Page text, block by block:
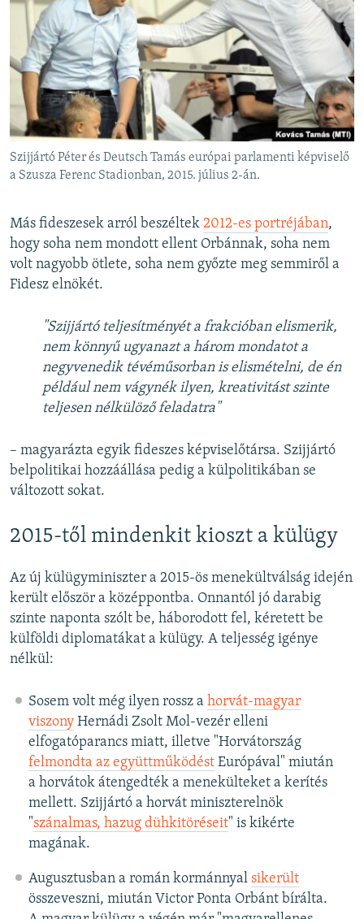
Szijjártó Péter és Deutsch Tamás európai parlamenti képviselő
a Szusza Ferenc Stadionban, 2015. július 2-án.
Más fideszesek arról beszéltek 2012-es portréjában,
hogy soha nem mondott ellent Orbánnak, soha nem
volt nagyobb ötlete, soha nem győzte meg semmiről a
Fidesz elnökét.
"Szijjártó teljesítményét a frakcióban elismerik,
nem könnyű ugyanazt a három mondatot a
negyvenedik tévéműsorban is elismételni, de én
például nem vágynék ilyen, kreativitást szinte
teljesen nélkülöző feladatra"
– magyarázta egyik fideszes képviselőtársa. Szijjártó
belpolitikai hozzáállása pedig a külpolitikában se
változott sokat.
2015-től mindenkit kioszt a külügy
Az új külügyminiszter a 2015-ös menekültválság idején
került először a középpontba. Onnantól jó darabig
szinte naponta szólt be, háborodott fel, kéretett be
külföldi diplomatákat a külügy. A teljesség igénye
nélkül:
Sosem volt még ilyen rossz a horvát-magyar
viszonyHernádi Zsolt Mol-vezér elleni
elfogatóparancs miatt, illetve "Horvátország
felmondta az együttműködéstEurópával" miután
a horvátok átengedték a menekülteket a kerítés
mellett. Szijjártó a horvát miniszterelnök
"szánalmas, hazug dühkitöréseit" is kikérte
magának.
Augusztusban a román kormánnyal sikerült
összeveszni, miután Victor Ponta Orbánt bírálta.